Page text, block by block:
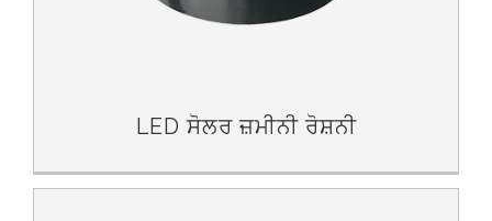
LED ਸੋਲਰ ਜ਼ਮੀਨੀ ਰੋਸ਼ਨੀ